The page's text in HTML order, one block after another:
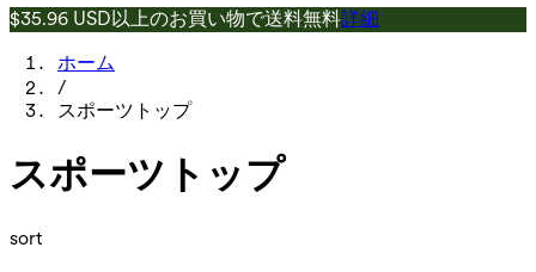
$35.96 USD以上のお買い物で送料無料詳細
ホーム
/
スポーツトップ
スポーツトップ
sort